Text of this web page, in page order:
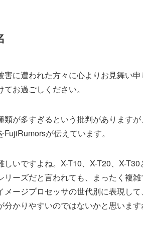
害に遭われた方々に心よりお見舞い
お過ごしください。
が多すぎるという批判があります
が伝えています。
いですよね。X-T10、X-T20、X-
リーズだと言われても、まったく複
ージプロセッサの世代別に表現し
かりやすいのではないかと思います